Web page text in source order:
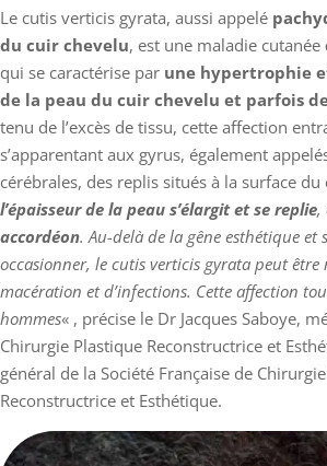
Le cutis verticis gyrata, aussi appelé
du cuir chevelu, est une maladie cutanée
qui se caractérise par une hypertrophie
de la peau du cuir chevelu et parfois
tenu de l’excès de tissu, cette affection
s’apparentant aux gyrus, également
cérébrales, des replis situés à la surface du
l’épaisseur de la peau s’élargit et se replie,
accordéon. Au-delà de la gêne esthétique et
occasionner, le cutis verticis gyrata peut être
macération et d’infections. Cette affection
hommes« , précise le Dr Jacques Saboye,
Chirurgie Plastique Reconstructrice et
général de la Société Française de
Reconstructrice et Esthétique.